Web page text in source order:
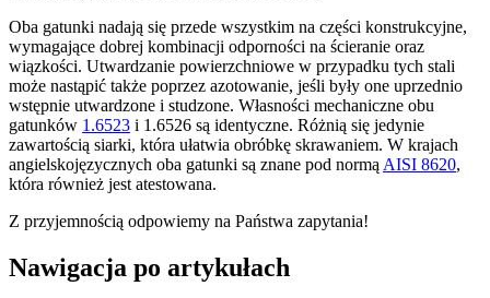
Oba gatunki nadają się przede wszystkim na części konstrukcyjne,
wymagające dobrej kombinacji odporności na ścieranie oraz
wiązkości. Utwardzanie powierzchniowe w przypadku tych stali
może nastąpić także poprzez azotowanie, jeśli były one uprzednio
wstępnie utwardzone i studzone. Własności mechaniczne obu
gatunków 1.6523 i 1.6526 są identyczne. Różnią się jedynie
zawartością siarki, która ułatwia obróbkę skrawaniem. W krajach
angielskojęzycznych oba gatunki są znane pod normą AISI 8620,
która również jest atestowana.
Z przyjemnością odpowiemy na Państwa zapytania!
Nawigacja po artykułach